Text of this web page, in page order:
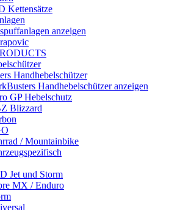
Kettensätze
anzeigen
Handhebelschützer
Handhebelschützer anzeigen
GP Hebelschutz
Blizzard
/ Mountainbike
Jet und Storm
MX / Enduro